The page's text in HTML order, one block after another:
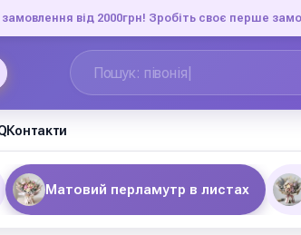
від 2000грн! Зробіть своє перше
Контакти
Матовий перламутр в листах